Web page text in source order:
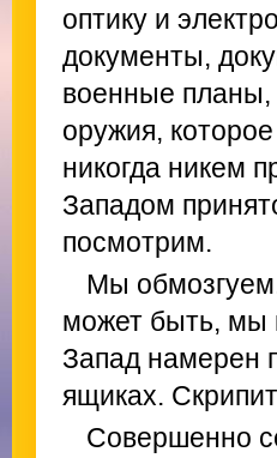
оптику и
документы,
военные планы,
оружия,
никогда никем
Западом
посмотрим.
Мы
может быть, мы
Запад намерен
ящиках.
Совершенно